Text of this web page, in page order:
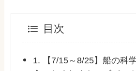
目次
1. 【7/15～8/25】船の科